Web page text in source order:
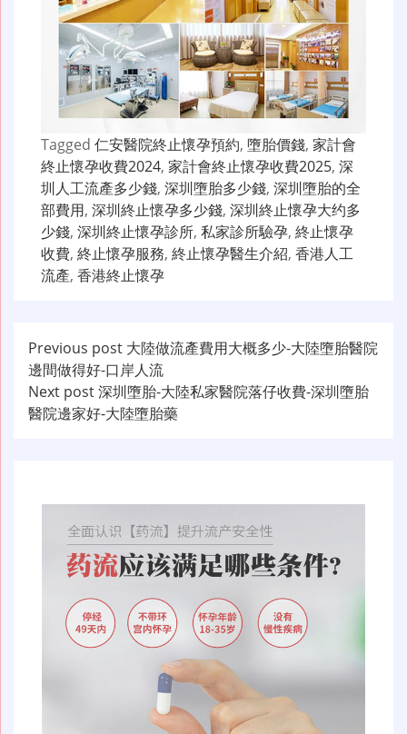
Tagged 仁安醫院終止懷孕預約, 墮胎價錢, 家計會
終止懷孕收費2024, 家計會終止懷孕收費2025, 深
圳人工流產多少錢, 深圳墮胎多少錢, 深圳墮胎的全
部費用, 深圳終止懷孕多少錢, 深圳終止懷孕大约多
少錢, 深圳終止懷孕診所, 私家診所驗孕, 終止懷孕
收費, 終止懷孕服務, 終止懷孕醫生介紹, 香港人工
流產, 香港終止懷孕
文
章
导
Previous post 大陸做流產費用大概多少-大陸墮胎醫院
邊間做得好-口岸人流
Next post深圳墮胎-大陸私家醫院落仔收費-深圳墮胎
醫院邊家好-大陸墮胎藥